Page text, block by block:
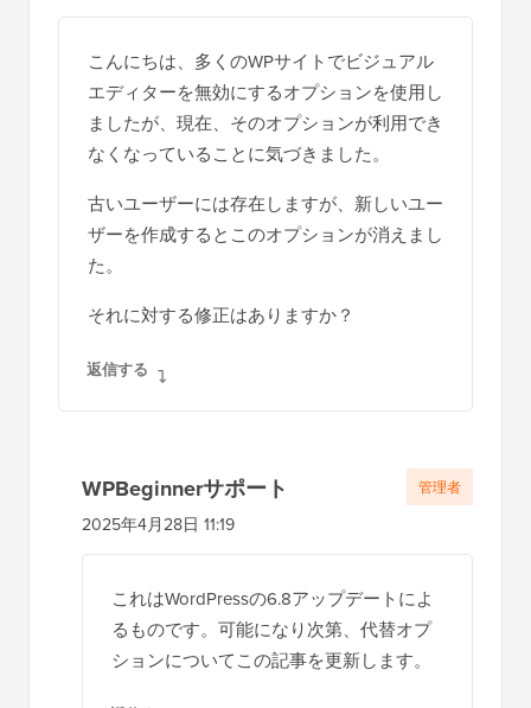
ン
こんにちは、多くのWPサイトでビジュアル
エディターを無効にするオプションを使用し
ましたが、現在、そのオプションが利用でき
なくなっていることに気づきました。
古いユーザーには存在しますが、新しいユー
ザーを作成するとこのオプションが消えまし
た。
それに対する修正はありますか？
返信する
WPBeginnerサポート
2025年4月28日 11:19
これはWordPressの6.8アップデートによ
るものです。可能になり次第、代替オプ
ションについてこの記事を更新します。
管理者